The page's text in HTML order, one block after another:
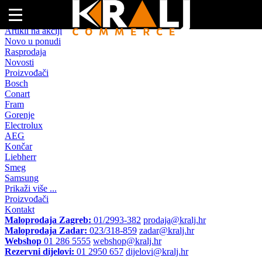
Naslovna
Artikli na akciji
Novo u ponudi
Rasprodaja
Novosti
Proizvođači
Bosch
Conart
Fram
Gorenje
Electrolux
AEG
Končar
Liebherr
Smeg
Samsung
Prikaži više ...
Proizvođači
Kontakt
Maloprodaja Zagreb: 01/2993-382 prodaja@kralj.hr
Maloprodaja Zadar: 023/318-859 zadar@kralj.hr
Webshop 01 286 5555 webshop@kralj.hr
Rezervni dijelovi: 01 2950 657 dijelovi@kralj.hr